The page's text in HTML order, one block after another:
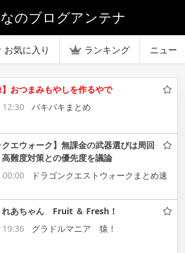
のブログアンテナ
お気に入り ランキング ニュー
】おつまみもやしを作るやで
バキバキまとめ
クエウォーク】無課金の武器選びは周回
難度対策との優先度を議論
ドラゴンクエストウォークまとめ速
れあちゃん Fruit ＆ Fresh！
グラドルマニア 猿！